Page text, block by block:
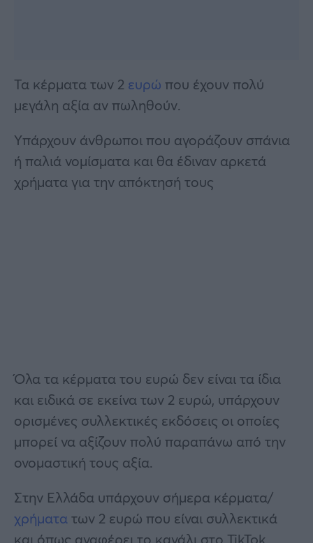
Τα κέρματα των 2 ευρώ που έχουν πολύ
μεγάλη αξία αν πωληθούν.
Yπάρχουν άνθρωποι που αγοράζουν σπάνια
ή παλιά νομίσματα και θα έδιναν αρκετά
χρήματα για την απόκτησή τους
Όλα τα κέρματα του ευρώ δεν είναι τα ίδια
και ειδικά σε εκείνα των 2 ευρώ, υπάρχουν
ορισμένες συλλεκτικές εκδόσεις οι οποίες
μπορεί να αξίζουν πολύ παραπάνω από την
ονομαστική τους αξία.
Στην Ελλάδα υπάρχουν σήμερα κέρματα/
χρήματατων 2 ευρώ που είναι συλλεκτικά
και όπως αναφέρει το κανάλι στο TikTok